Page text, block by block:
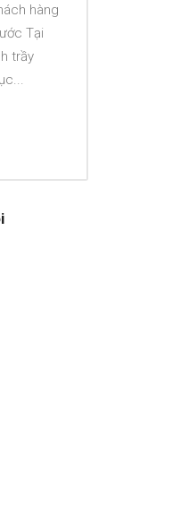
hàng
Tại
trầy